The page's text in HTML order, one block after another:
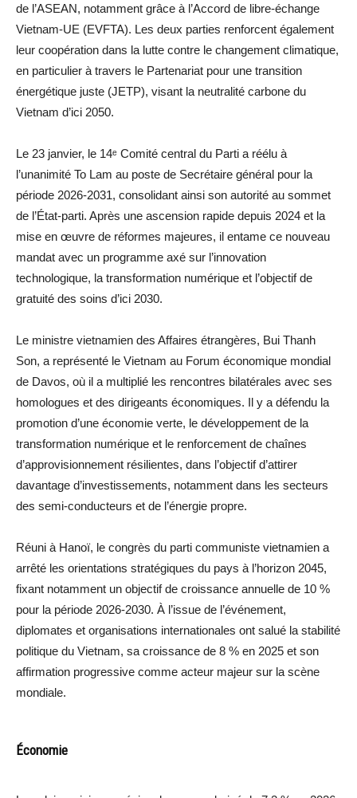
de l’ASEAN, notamment grâce à l’Accord de libre-échange
Vietnam-UE (EVFTA). Les deux parties renforcent également
leur coopération dans la lutte contre le changement climatique,
en particulier à travers le Partenariat pour une transition
énergétique juste (JETP), visant la neutralité carbone du
Vietnam d’ici 2050.
Le 23 janvier, le 14ᵉ Comité central du Parti a réélu à
l’unanimité To Lam au poste de Secrétaire général pour la
période 2026-2031, consolidant ainsi son autorité au sommet
de l’État-parti. Après une ascension rapide depuis 2024 et la
mise en œuvre de réformes majeures, il entame ce nouveau
mandat avec un programme axé sur l’innovation
technologique, la transformation numérique et l’objectif de
gratuité des soins d’ici 2030.
Le ministre vietnamien des Affaires étrangères, Bui Thanh
Son, a représenté le Vietnam au Forum économique mondial
de Davos, où il a multiplié les rencontres bilatérales avec ses
homologues et des dirigeants économiques. Il y a défendu la
promotion d’une économie verte, le développement de la
transformation numérique et le renforcement de chaînes
d’approvisionnement résilientes, dans l’objectif d’attirer
davantage d’investissements, notamment dans les secteurs
des semi-conducteurs et de l’énergie propre.
Réuni à Hanoï, le congrès du parti communiste vietnamien a
arrêté les orientations stratégiques du pays à l’horizon 2045,
fixant notamment un objectif de croissance annuelle de 10 %
pour la période 2026-2030. À l’issue de l’événement,
diplomates et organisations internationales ont salué la stabilité
politique du Vietnam, sa croissance de 8 % en 2025 et son
affirmation progressive comme acteur majeur sur la scène
mondiale.
Économie